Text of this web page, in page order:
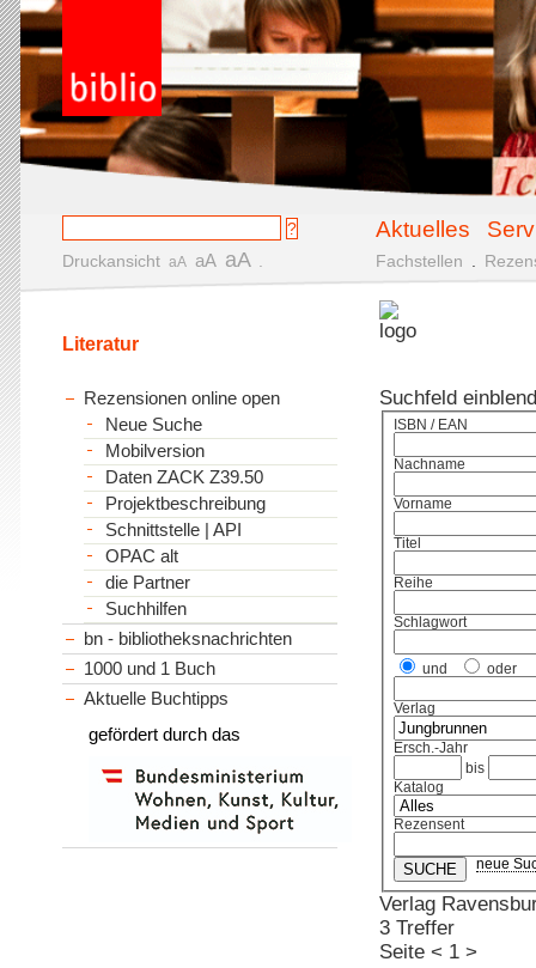
Aktuelles
Druckansicht aA aA aA Fachstellen
Suchfeld
ISBN / EAN
Nachname
Vorname
Titel
Reihe
Schlagwort
und oder
Verlag
Ersch.-Jahr
bis
Katalog
Rezensent
neue
Verlag
3 Treffer
Seite < 1 >
Literatur
Rezensionen online open
Neue Suche
Mobilversion
Daten ZACK Z39.50
Projektbeschreibung
Schnittstelle | API
OPAC alt
die Partner
Suchhilfen
bn - bibliotheksnachrichten
1000 und 1 Buch
Aktuelle Buchtipps
gefördert durch das